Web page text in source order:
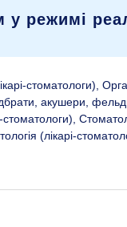
у режимі
стоматологи),
акушери,
стоматологи),
(лікарі-